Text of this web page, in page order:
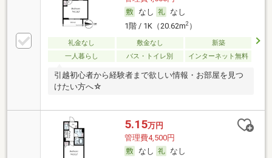
なし
なし
1階 / 1K（20.62m2）
礼金なし 敷金なし
新築
一人暮らし
バス・トイレ別 インターネット無料
引越初心者から経験者まで欲しい情報・お部屋を見つ
けたい方へ☆
5.15万円
管理費4,500円
なし
なし